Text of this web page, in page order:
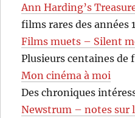
Ann Harding’s
films rares des années
Films muets – Silent
Plusieurs centaines de
Mon cinéma à moi
Des chroniques
Newstrum – notes sur